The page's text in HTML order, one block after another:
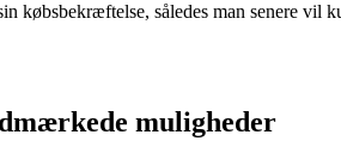
købsbekræftelse, således man senere vil
muligheder